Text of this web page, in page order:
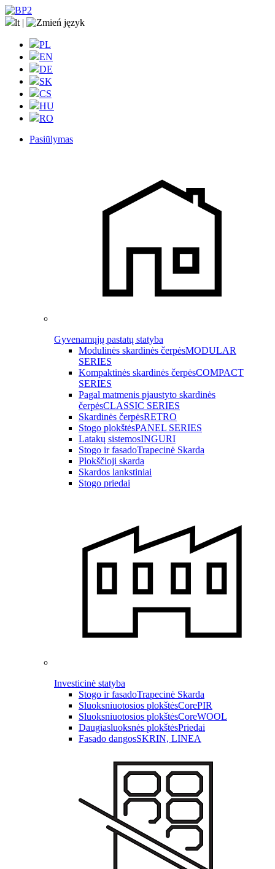
lt |
PL
EN
DE
SK
CS
HU
RO
Pasiūlymas
Gyvenamųjų pastatų statyba
Modulinės skardinės čerpėsMODULAR
SERIES
Kompaktinės skardinės čerpėsCOMPACT
SERIES
Pagal matmenis pjaustyto skardinės
čerpėsCLASSIC SERIES
Skardinės čerpėsRETRO
Stogo plokštėsPANEL SERIES
Latakų sistemosINGURI
Stogo ir fasadoTrapecinė Skarda
Plokščioji skarda
Skardos lankstiniai
Stogo priedai
Investicinė statyba
Stogo ir fasadoTrapecinė Skarda
Sluoksniuotosios plokštėsCorePIR
Sluoksniuotosios plokštėsCoreWOOL
Daugiasluoksnės plokštėsPriedai
Fasado dangosSKRIN, LINEA